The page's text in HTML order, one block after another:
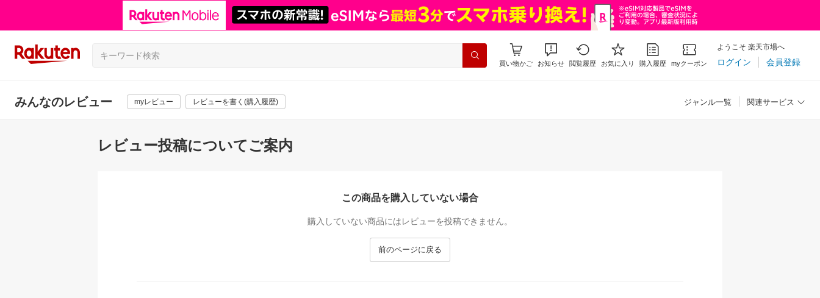
買い物かご お知らせ 閲覧履歴 お気に入り 購入履歴 myクーポン
ようこそ 楽天市場へ
ログイン 会員登録
みんなのレビュー myレビュー レビューを書く(購入履歴) ジャンル一覧 関連サービス
レビュー投稿についてご案内
この商品を購入していない場合
購入していない商品にはレビューを投稿できません。
前のページに戻る